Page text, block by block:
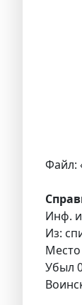
Файл:
Инф.
Из:
Место
Убыл